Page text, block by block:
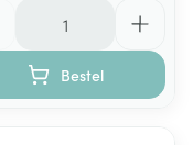
Bestel